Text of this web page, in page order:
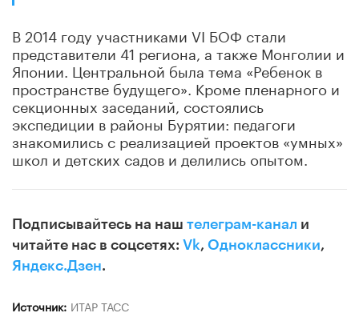
В 2014 году участниками VI БОФ стали
представители 41 региона, а также Монголии и
Японии. Центральной была тема «Ребенок в
пространстве будущего». Кроме пленарного и
секционных заседаний, состоялись
экспедиции в районы Бурятии: педагоги
знакомились с реализацией проектов «умных»
школ и детских садов и делились опытом.
Подписывайтесь на наш телеграм-канал и
читайте нас в соцсетях: Vk, Одноклассники,
Яндекс.Дзен.
Источник: ИТАР ТАСС